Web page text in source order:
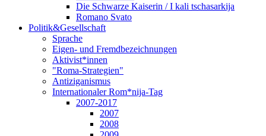
Die Schwarze Kaiserin / I kali tschasarkija
Romano Svato
Politik&Gesellschaft
Sprache
Eigen- und Fremdbezeichnungen
Aktivist*innen
"Roma-Strategien"
Antiziganismus
Internationaler Rom*nija-Tag
2007-2017
2007
2008